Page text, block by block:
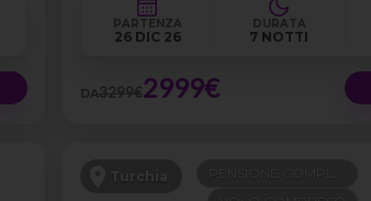
PARTENZA
26 DIC 26
DURATA
7 NOTTI
DA3299€2999€
Turchia